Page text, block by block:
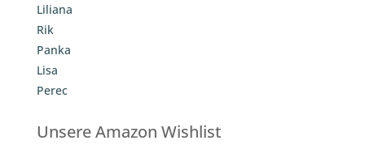
Liliana
Rik
Panka
Lisa
Perec
Unsere Amazon Wishlist